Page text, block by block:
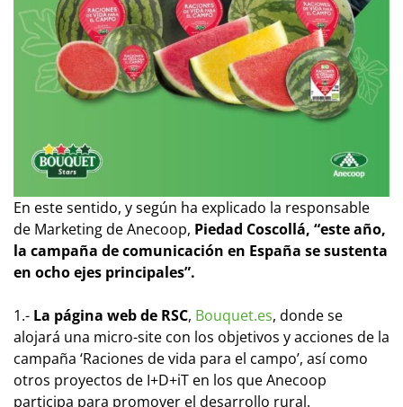
En este sentido, y según ha explicado la responsable
de Marketing de Anecoop, Piedad Coscollá, “este año,
la campaña de comunicación en España se sustenta
en ocho ejes principales”.
1.- La página web de RSC, Bouquet.es, donde se
alojará una micro-site con los objetivos y acciones de la
campaña ‘Raciones de vida para el campo’, así como
otros proyectos de I+D+iT en los que Anecoop
participa para promover el desarrollo rural.